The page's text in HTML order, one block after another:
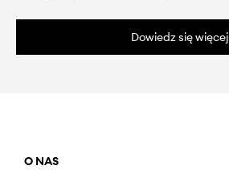
Dowiedz się więcej
O NAS